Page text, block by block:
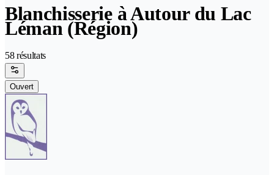
Blanchisserie à Autour du Lac
Léman (Région)
58 résultats
Ouvert